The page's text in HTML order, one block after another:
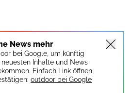
News mehr
bei Google, um künftig
neuesten Inhalte und News
Einfach Link öffnen
outdoor bei Google